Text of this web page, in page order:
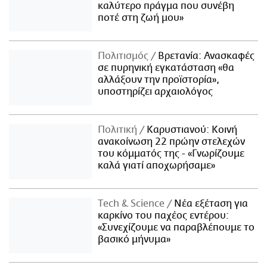
καλύτερο πράγμα που συνέβη
ποτέ στη ζωή μου»
Πολιτισμός
Βρετανία: Ανασκαφές
σε πυρηνική εγκατάσταση «θα
αλλάξουν την προϊστορία»,
υποστηρίζει αρχαιολόγος
Πολιτική
Καρυστιανού: Κοινή
ανακοίνωση 22 πρώην στελεχών
του κόμματός της - «Γνωρίζουμε
καλά γιατί αποχωρήσαμε»
Τech & Science
Νέα εξέταση για
καρκίνο του παχέος εντέρου:
«Συνεχίζουμε να παραβλέπουμε το
βασικό μήνυμα»